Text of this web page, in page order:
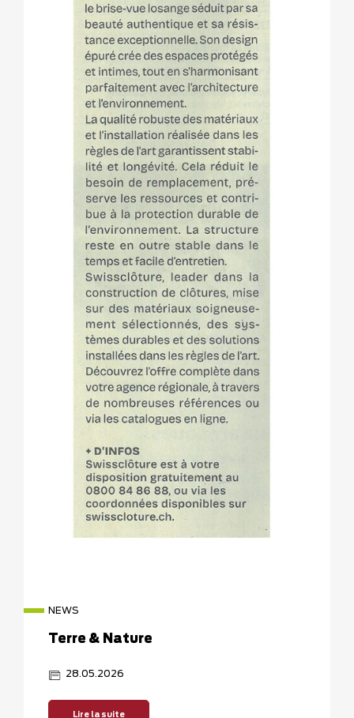
NEWS
Terre & Nature
28.05.2026
Lire la suite